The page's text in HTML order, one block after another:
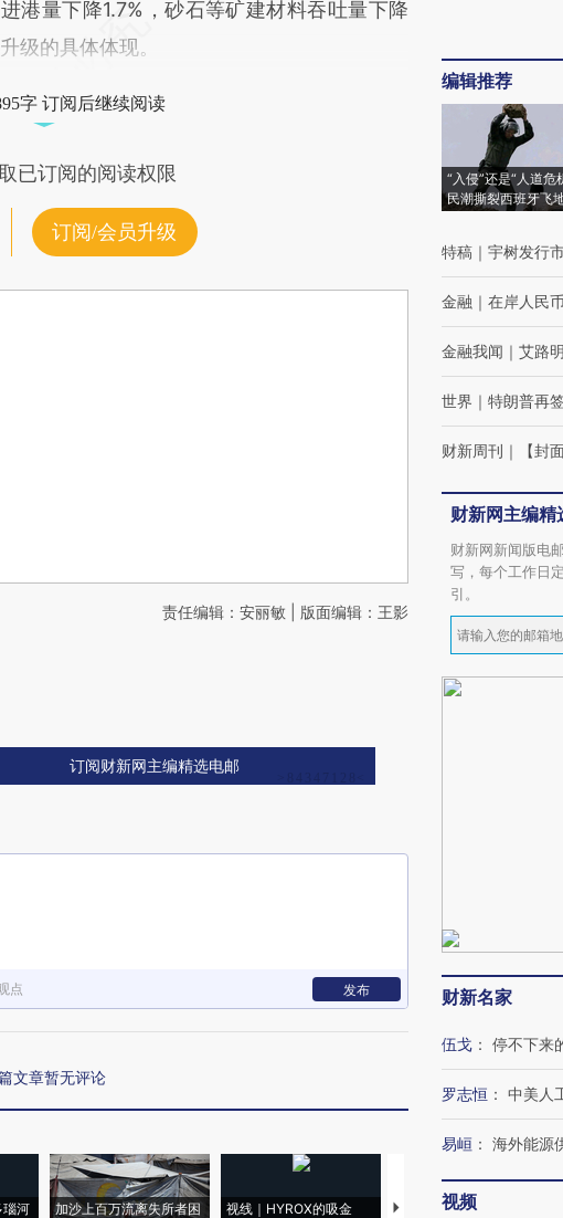
进港量下降1.7%，砂石等矿建材料吞吐量下降
级的具体体现。
字 订阅后继续阅读
已订阅的阅读权限
订阅/会员升级
责任编辑：安丽敏 | 版面编辑：王影
订阅财新网主编精选电邮
点 发布
文章暂无评论
瑙河
加沙上百万流离失所者困
视线｜HYROX的吸金
马航飞行员跨国走私7万
编辑推荐
“入侵”还是“人道危
民潮撕裂西班牙飞
特稿 ｜ 宇树发行
金融 ｜ 在岸人民
金融我闻 ｜ 艾路
世界 ｜ 特朗普再
财新周刊 ｜ 【封
财新网主编精
财新网新闻版电
写，每个工作日
引。
财新名家
伍戈 ： 停不下来
罗志恒 ： 中美人
易峘 ： 海外能源
视频